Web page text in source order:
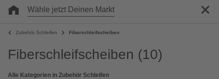
Wähle jetzt Deinen Markt
Zubehör Schleifen Fiberschleifscheiben
Fiberschleifscheiben (10)
Alle Kategorien in Zubehör Schleifen